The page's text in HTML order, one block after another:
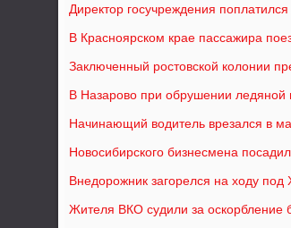
Директор госучреждения
В Красноярском крае пассажира
Заключенный ростовской колонии
В Назарово при обрушении ледяной
Начинающий водитель врезался в
Новосибирского бизнесмена
Внедорожник загорелся на ходу под
Жителя ВКО судили за оскорбление